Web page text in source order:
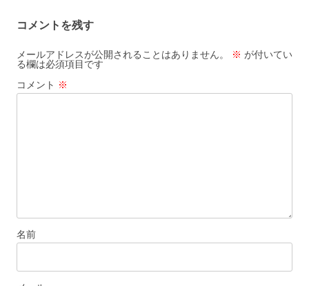
ゲ
ー
シ
ョ
コメントを残す
メールアドレスが公開されることはありません。 ※ が付いてい
る欄は必須項目です
コメント ※
名前